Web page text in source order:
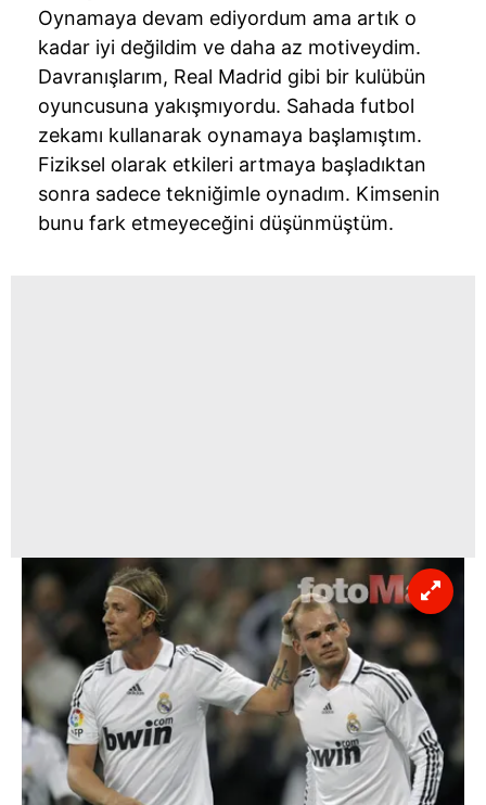
6698 sayılı Kişisel Verilerin Korunması Kanunu uyarınca
hazırlanmış Aydınlatma Metnimizi okumak ve sitemizde
ilgili mevzuata uygun olarak kullanılan çerezlerle ilgili bilgi
almak için lütfen
tıklayınız
Oynamaya devam ediyordum ama artık o
kadar iyi değildim ve daha az motiveydim.
Davranışlarım, Real Madrid gibi bir kulübün
oyuncusuna yakışmıyordu. Sahada futbol
zekamı kullanarak oynamaya başlamıştım.
Fiziksel olarak etkileri artmaya başladıktan
sonra sadece tekniğimle oynadım. Kimsenin
bunu fark etmeyeceğini düşünmüştüm.